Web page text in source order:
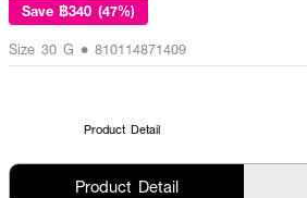
Save ฿340 (47%)
Size 30 G • 810114871409
Product Detail
Product Detail